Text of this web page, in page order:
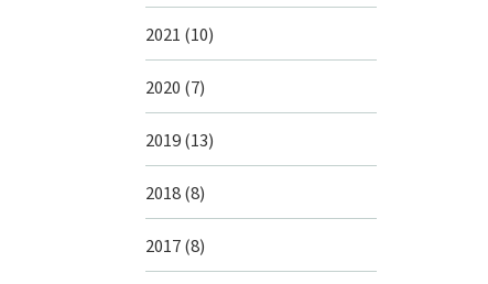
2021 (10)
2020 (7)
2019(13)
2018(8)
2017(8)